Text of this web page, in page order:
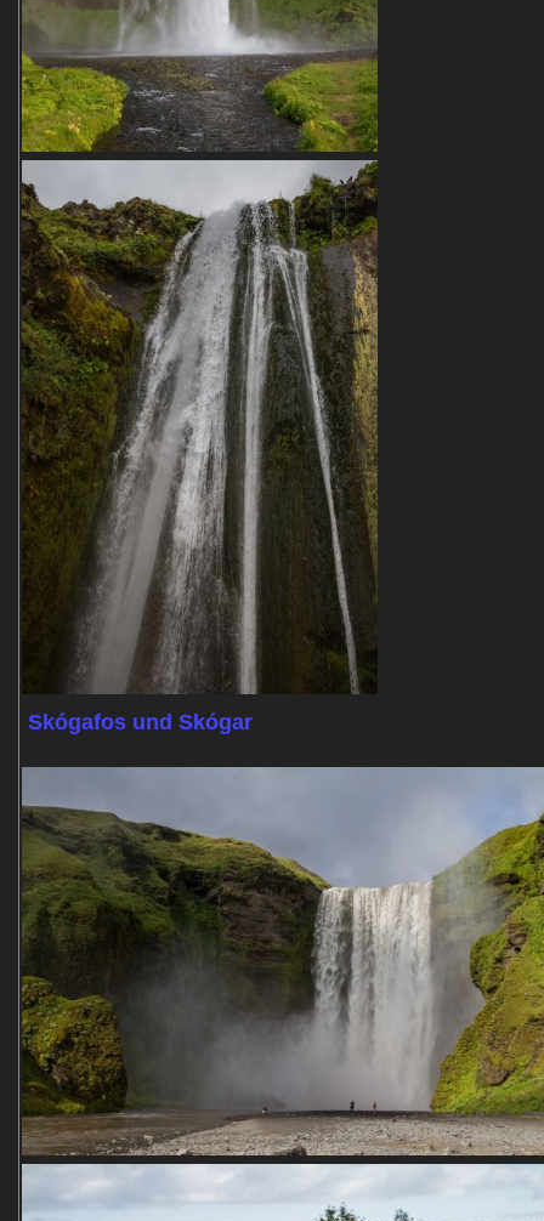
Skógafos und Skógar